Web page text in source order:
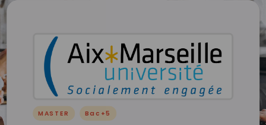
MASTER Bac+5